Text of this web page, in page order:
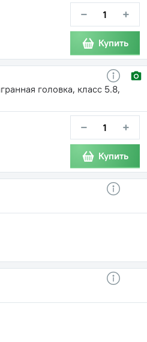
− +
Купить
головка, класс 5.8,
− +
Купить